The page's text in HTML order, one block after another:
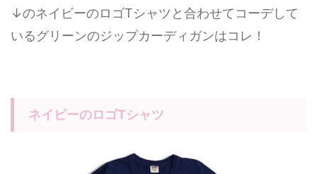
↓のネイビーのロゴTシャツと合わせてコーデして
いるグリーンのジップカーディガンはコレ！
ネイビーのロゴTシャツ